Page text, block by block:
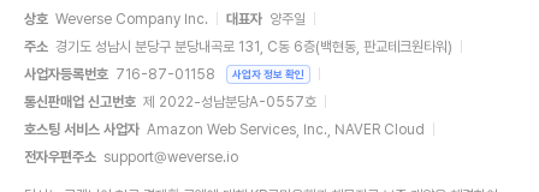
상호 Weverse Company Inc. 대표자 양주일
주소 경기도 성남시 분당구 분당내곡로 131, C동 6층(백현동, 판교테크원타워)
사업자등록번호 716-87-01158 사업자 정보 확인
통신판매업 신고번호 제 2022-성남분당A-0557호
호스팅 서비스 사업자 Amazon Web Services, Inc., NAVER Cloud
전자우편주소 support@weverse.io